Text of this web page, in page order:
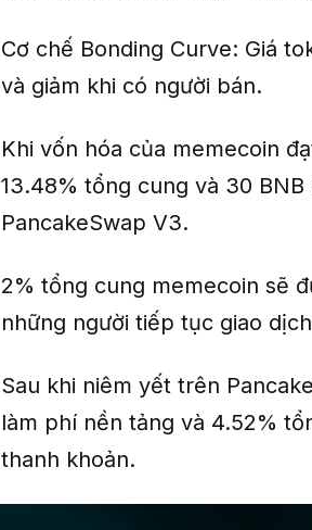
Cơ chế Bonding Curve: Giá
và giảm khi có người bán.
Khi vốn hóa của memecoin
13.48% tổng cung và 30
PancakeSwap V3.
2% tổng cung memecoin sẽ
những người tiếp tục giao
Sau khi niêm yết trên
làm phí nền tảng và 4.52%
thanh khoản.